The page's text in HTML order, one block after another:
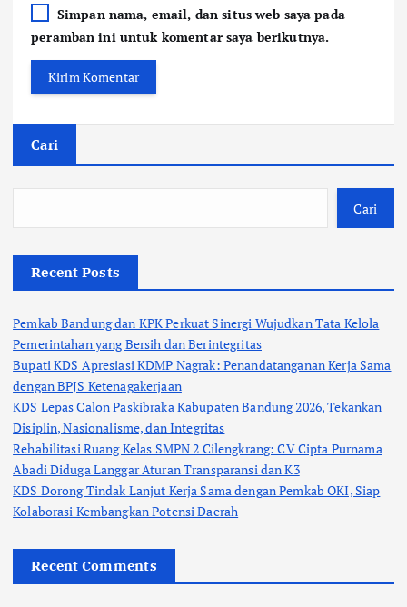
Simpan nama, email, dan situs web saya pada
peramban ini untuk komentar saya berikutnya.
Cari
Cari
Recent Posts
Pemkab Bandung dan KPK Perkuat Sinergi Wujudkan Tata Kelola
Pemerintahan yang Bersih dan Berintegritas
Bupati KDS Apresiasi KDMP Nagrak: Penandatanganan Kerja Sama
dengan BPJS Ketenagakerjaan
KDS Lepas Calon Paskibraka Kabupaten Bandung 2026, Tekankan
Disiplin, Nasionalisme, dan Integritas
Rehabilitasi Ruang Kelas SMPN 2 Cilengkrang: CV Cipta Purnama
Abadi Diduga Langgar Aturan Transparansi dan K3
KDS Dorong Tindak Lanjut Kerja Sama dengan Pemkab OKI, Siap
Kolaborasi Kembangkan Potensi Daerah
Recent Comments